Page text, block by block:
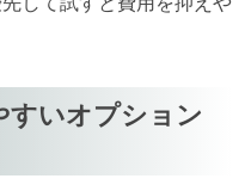
すいオプション